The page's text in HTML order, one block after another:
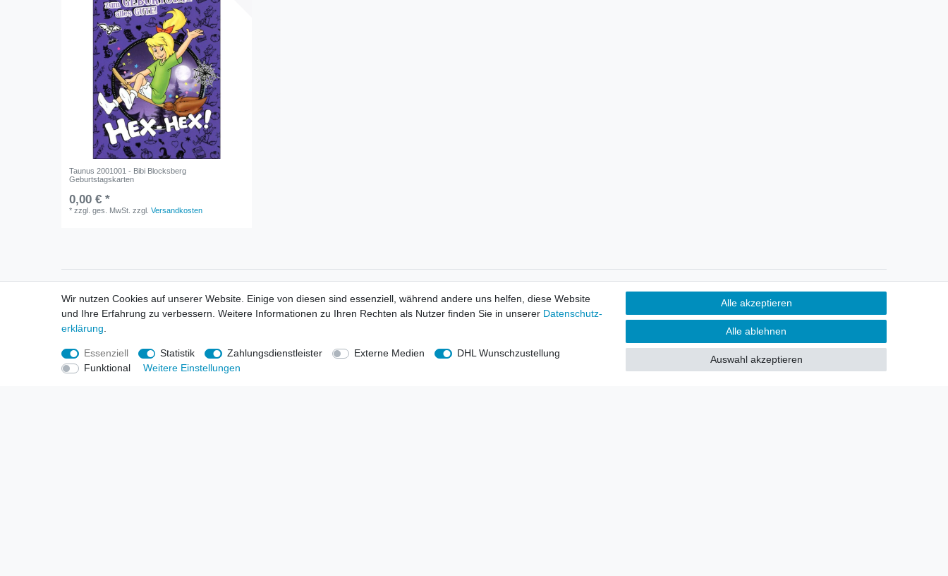
Taunus 2001001 - Bibi Blocksberg
Geburtstagskarten
0,00 € *
*zzgl. ges. MwSt. zzgl.Versandkosten
Informationen
Neukunden / New Accounts
Zahlung
Versandkosten
Entsorgungs- & Umweltbestimmungen
Größentabellen
Informationen
Händlerbund - rechtssicher verkaufen
Produkt-Kataloge
Über uns
Wir versenden mit
Sie möchten über neu eingetroffene
Lagerware oder Neuheiten
allgemein informiert werden?
Wir nutzen Cookies auf unserer Website. Einige von diesen sind essenziell, während andere uns helfen, diese Website
und Ihre Erfahrung zu verbessern. Weitere Informationen zu Ihren Rechten als Nutzer finden Sie in unserer Daten­schutz­
erklärung
Essenziell Statistik Zahlungsdienstleister Externe Medien
DHL Wunschzustellung
Funktional
Weitere Einstellungen
Alle akzeptieren
Alle ablehnen
Auswahl akzeptieren